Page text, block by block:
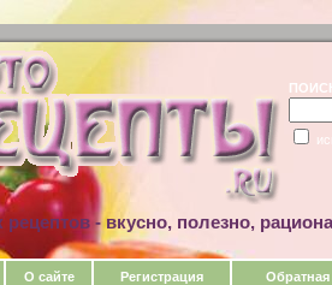
- вкусно, полезно,
О сайте Регистрация Обратная